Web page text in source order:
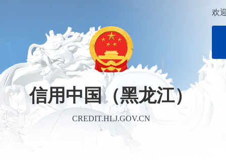
信用中国（黑龙江）
CREDIT.HLJ.GOV.CN
欢